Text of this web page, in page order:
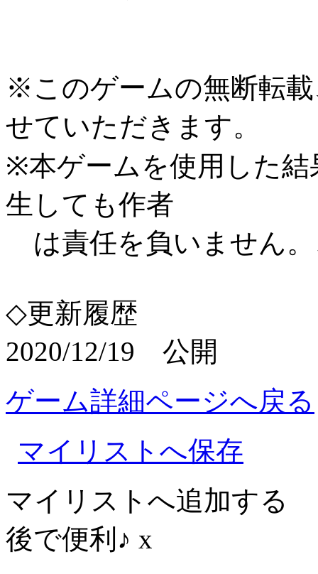
※このゲームの無断転
せていただきます。
※本ゲームを使用した
生しても作者
は責任を負いません
◇更新履歴
2020/12/19 公開
ゲーム詳細ページへ戻る
マイリストへ保存
マイリストへ追加する
後で便利♪ x